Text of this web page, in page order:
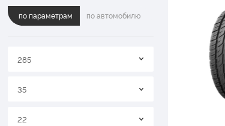
по параметрам по автомобилю
285
35
22